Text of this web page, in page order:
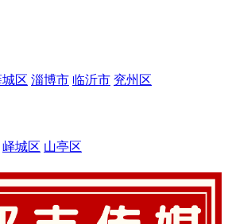
区 淄博市 临沂市 兖州区
峄城区 山亭区